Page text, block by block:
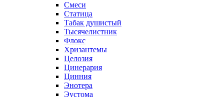
Смеси
Статица
Табак душистый
Тысячелистник
Флокс
Хризантемы
Целозия
Цинерария
Цинния
Энотера
Эустома